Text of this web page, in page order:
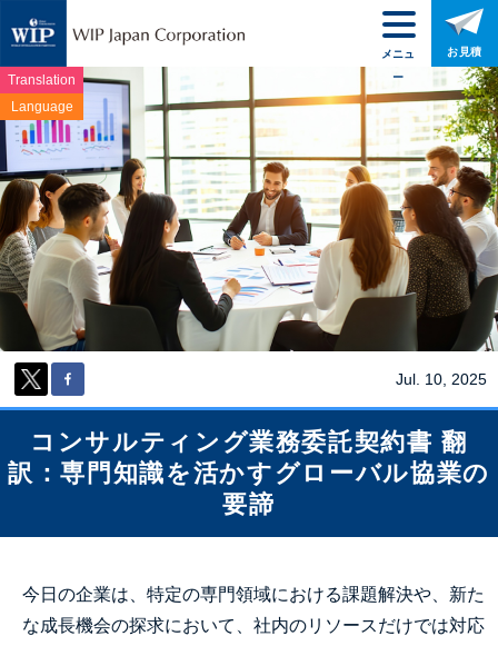
Translation
Language
Jul. 10, 2025
コンサルティング業務委託契約書 翻
訳：専門知識を活かすグローバル協業の
要諦
今日の企業は、特定の専門領域における課題解決や、新た
な成長機会の探求において、社内のリソースだけでは対応
メニュ
ー
お見積